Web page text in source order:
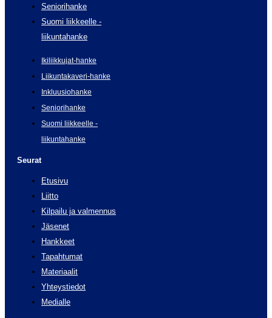
Seniorihanke
Suomi liikkeelle -
liikuntahanke
Ikiliikkujat-hanke
Liikuntakaveri-hanke
Inkluusiohanke
Seniorihanke
Suomi liikkeelle -
liikuntahanke
Seurat
Etusivu
Liitto
Kilpailu ja valmennus
Jäsenet
Hankkeet
Tapahtumat
Materiaalit
Yhteystiedot
Medialle